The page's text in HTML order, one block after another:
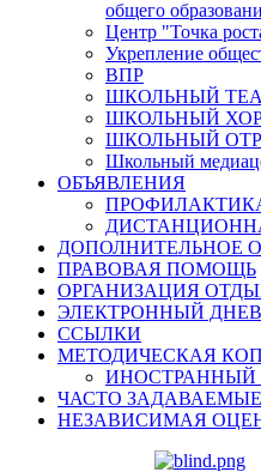
общего
Центр "Точка
Укрепление
ВПР
ШКОЛЬНЫЙ
ШКОЛЬНЫЙ
ШКОЛЬНЫЙ
Школьный
ОБЪЯВЛЕНИЯ
ДОПОЛНИТЕЛЬНОЕ
ПРАВОВАЯ ПОМОЩЬ
ОРГАНИЗАЦИЯ
ЭЛЕКТРОННЫЙ
ССЫЛКИ
МЕТОДИЧЕСКАЯ
ИНОСТРАННЫЙ
ЧАСТО
НЕЗАВИСИМАЯ